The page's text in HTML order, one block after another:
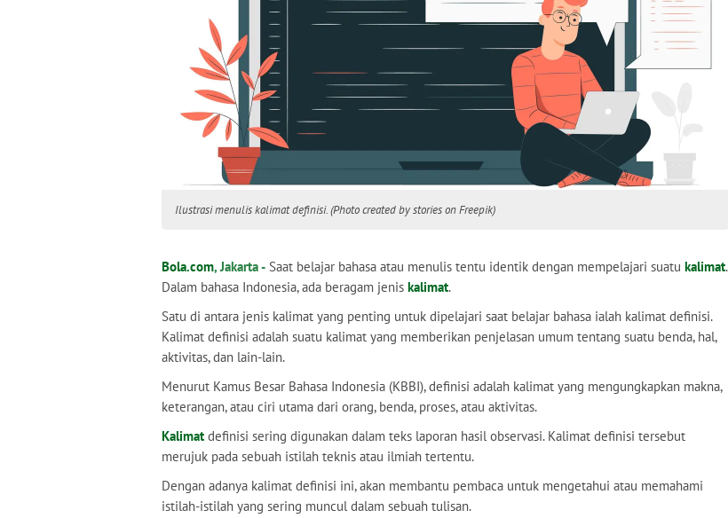
Ilustrasi menulis kalimat definisi. (Photo created by stories on Freepik)
Bola.com, Jakarta - Saat belajar bahasa atau menulis tentu identik dengan mempelajari suatu kalimat.
Dalam bahasa Indonesia, ada beragam jenis kalimat.
Satu di antara jenis kalimat yang penting untuk dipelajari saat belajar bahasa ialah kalimat definisi.
Kalimat definisi adalah suatu kalimat yang memberikan penjelasan umum tentang suatu benda, hal,
aktivitas, dan lain-lain.
Menurut Kamus Besar Bahasa Indonesia (KBBI), definisi adalah kalimat yang mengungkapkan makna,
keterangan, atau ciri utama dari orang, benda, proses, atau aktivitas.
Kalimat definisi sering digunakan dalam teks laporan hasil observasi. Kalimat definisi tersebut
merujuk pada sebuah istilah teknis atau ilmiah tertentu.
Dengan adanya kalimat definisi ini, akan membantu pembaca untuk mengetahui atau memahami
istilah-istilah yang sering muncul dalam sebuah tulisan.